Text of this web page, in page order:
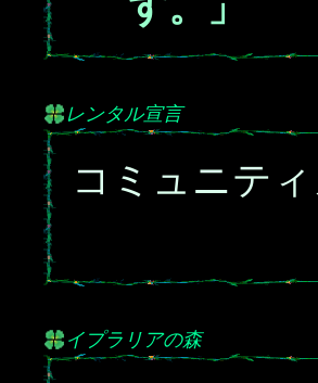
レンタル宣言
コミュニテ
イプラリアの森